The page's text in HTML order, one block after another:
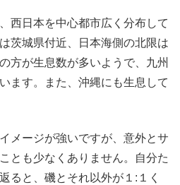
西日本を中心都市広く分布して
茨城県付近、日本海側の北限は
方が生息数が多いようで、九州
ます。また、沖縄にも生息して
メージが強いですが、意外とサ
とも少なくありません。自分た
ると、磯とそれ以外が１:１く